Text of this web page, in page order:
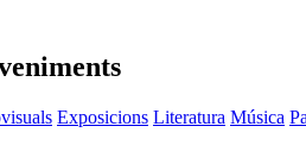
Exposicions Literatura Música